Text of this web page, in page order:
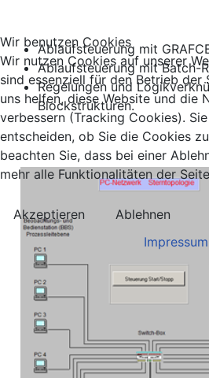
Ablaufsteuerung mit
Ablaufsteuerung mit Batch-
Regelungen und
Blockstrukturen.
Wir benutzen Cookies
Wir nutzen Cookies auf unserer
sind essenziell für den Betrieb der
uns helfen, diese Website und die
verbessern (Tracking Cookies).
entscheiden, ob Sie die Cookies
beachten Sie, dass bei einer
mehr alle Funktionalitäten der
Akzeptieren
Ablehnen
Impressum